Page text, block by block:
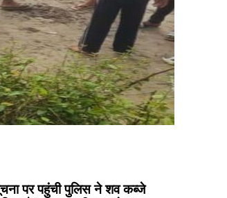
पर पहुंची पुलिस ने शव कब्जे